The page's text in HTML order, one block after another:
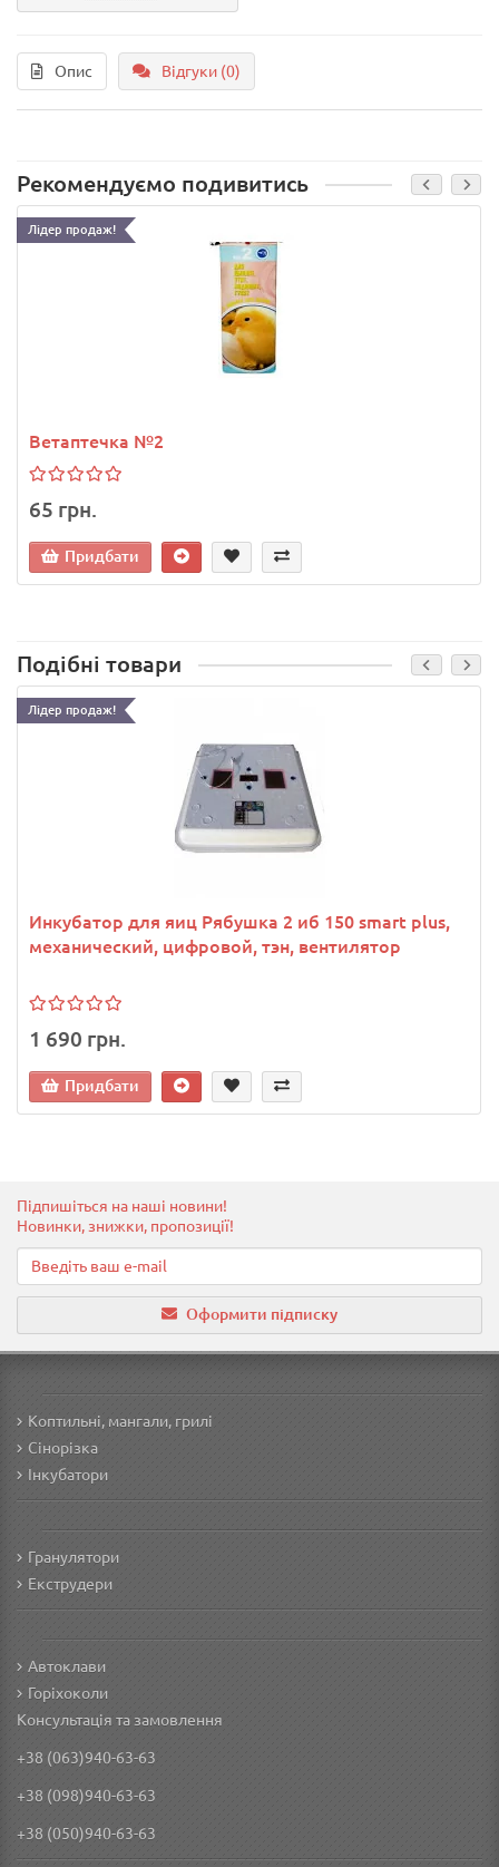
Опис Відгуки (0)
Рекомендуємо подивитись
Лідер продаж!
Ветаптечка №2
65 грн.
Придбати
Подібні товари
Лідер продаж!
Инкубатор для яиц Рябушка 2 иб 150 smart plus,
механический, цифровой, тэн, вентилятор
1 690 грн.
Придбати
Підпишіться на наші новини!
Новинки, знижки, пропозиції!
Оформити підписку
Коптильні, мангали, грилі
Сінорізка
Інкубатори
Гранулятори
Екструдери
Автоклави
Горіхоколи
Консультація та замовлення
+38 (063)940-63-63
+38 (098)940-63-63
+38 (050)940-63-63